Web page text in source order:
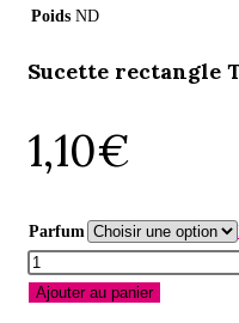
Poids ND
Sucette rectangle
1,10€
Parfum
quantité
de
Ajouter au panier